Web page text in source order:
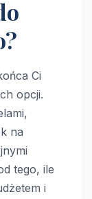
Ci
opcji.
na
tego, ile
i